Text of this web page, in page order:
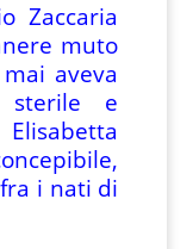
Zaccaria
muto
aveva
sterile e
i nati di